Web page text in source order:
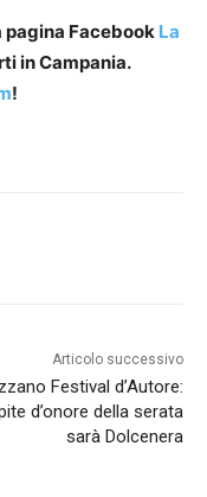
pagina Facebook La
in Campania.
!
Articolo successivo
Festival d’Autore:
d’onore della serata
sarà Dolcenera